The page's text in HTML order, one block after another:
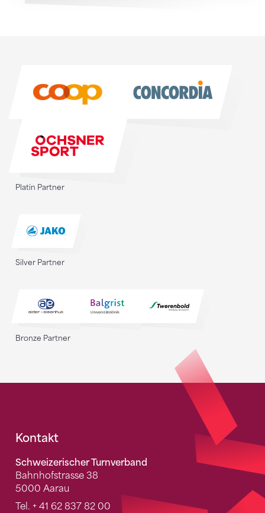
Platin Partner
Silver Partner
Bronze Partner
Fusszeile
Kontakt
Schweizerischer Turnverband
Bahnhofstrasse 38
5000 Aarau
Tel. + 41 62 837 82 00